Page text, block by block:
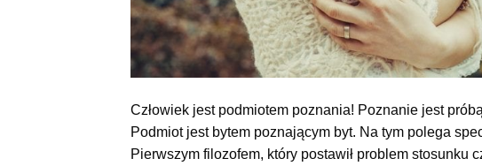
Człowiek jest podmiotem poznania! Poznanie jest
Podmiot jest bytem poznającym byt. Na tym polega
Pierwszym filozofem, który postawił problem stosunku